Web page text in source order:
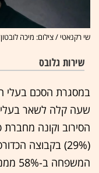
שי רקנאטי / צילום: מיכה לובטון
שירות גלובס
במסגרת הסכם בעלי
שעה קלה לשאר בעלי
הסירוב וקונה
(29%) בקבוצה
המשפחה ב-58% ממניות מכבי תל אביב.